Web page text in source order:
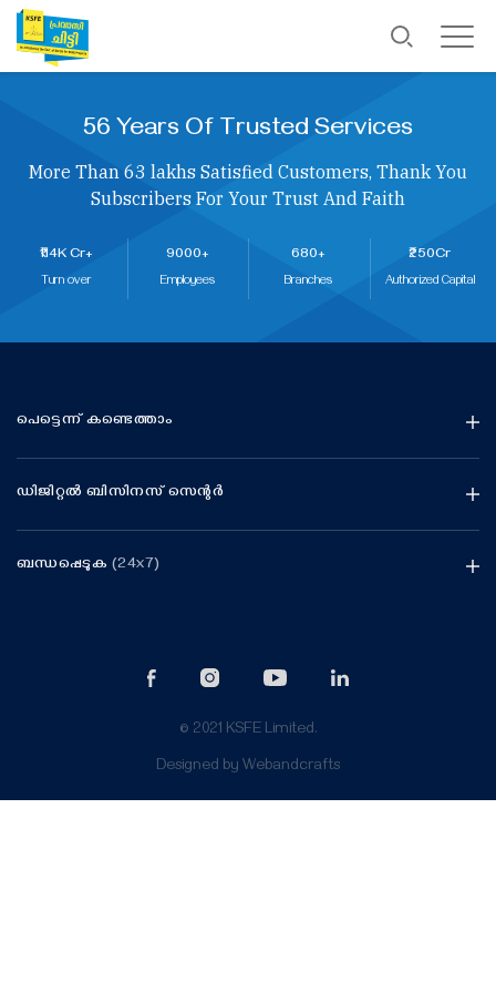
56 Years Of Trusted Services
More Than 63 lakhs Satisfied Customers, Thank You
Subscribers For Your Trust And Faith
₹114K Cr+
Turn over
9000+
Employees
680+
Branches
₹250Cr
Authorized Capital
പെട്ടെന്ന് കണ്ടെത്താം
ഡിജിറ്റൽ ബിസിനസ് സെന്റർ
ബന്ധപ്പെടുക (24x7)
© 2021 KSFE Limited.
Designed by Webandcrafts